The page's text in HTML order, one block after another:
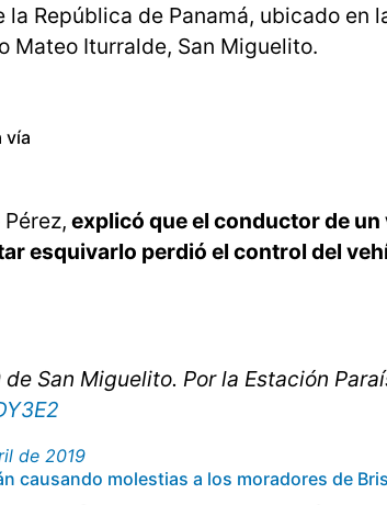
República de Panamá, ubicado en
Mateo Iturralde, San Miguelito.
vía
explicó que el conductor de
esquivarlo perdió el control del
San Miguelito. Por la Estación
de 2019
causando molestias a los moradores de